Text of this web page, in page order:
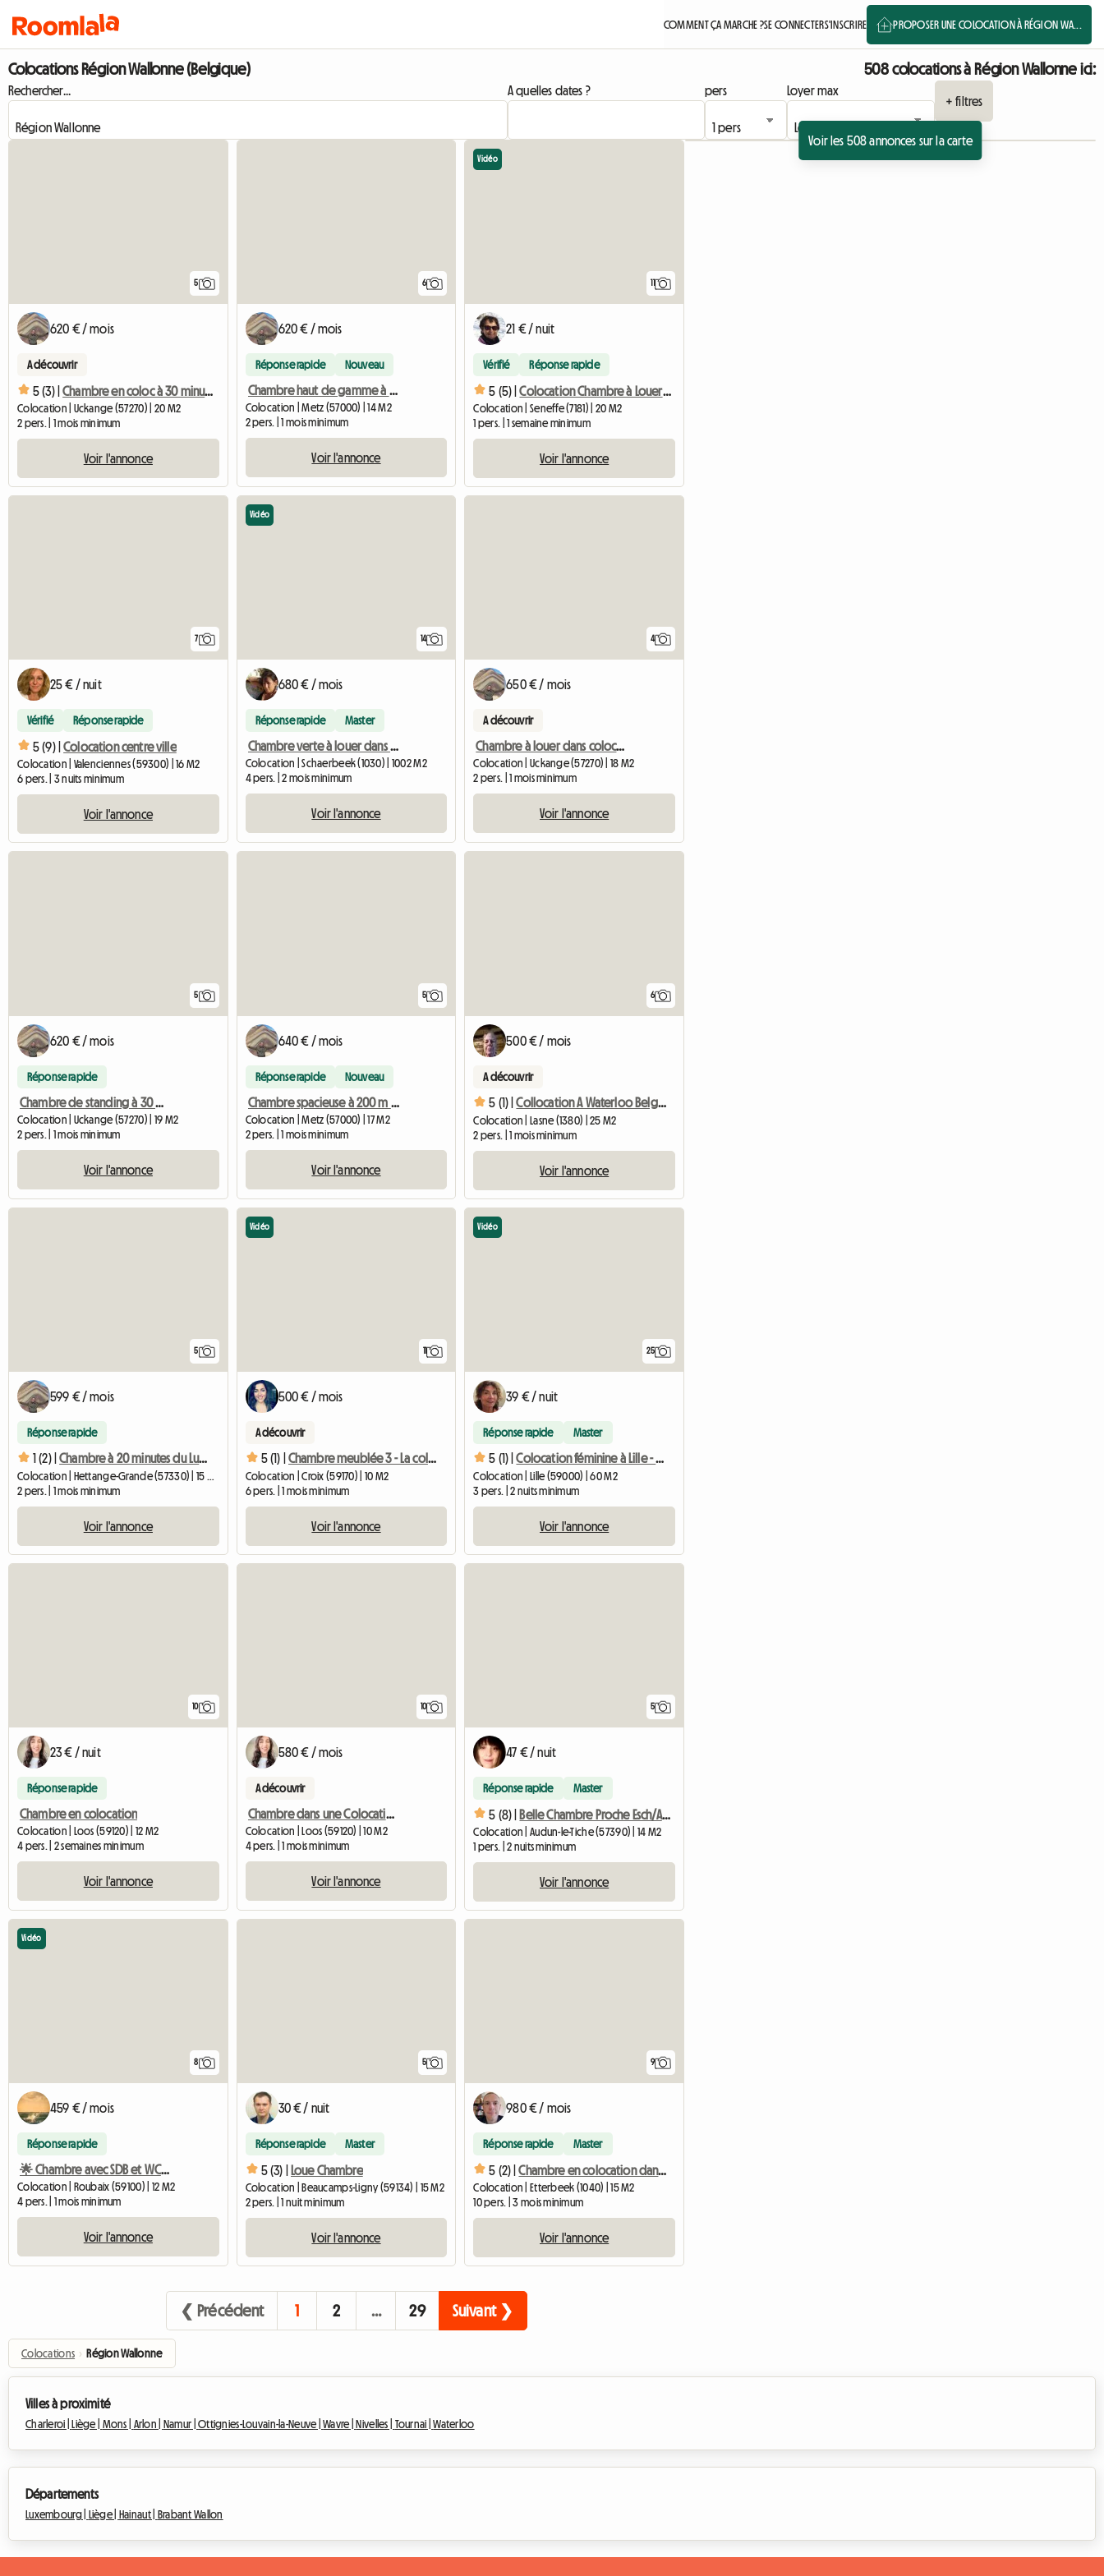
COMMENT ÇA MARCHE ?SE CONNECTERS'INSCRIRE PROPOSER UNE COLOCATION À RÉGION WA...
Colocations Région Wallonne (Belgique) 508 colocations à Région Wallonne ici:
Rechercher... A quelles dates ? pers
Loyer max
+ filtres
Voir les 508 annonces sur la carte
5
620 € / mois
A découvrir
5 (3) | Chambre en coloc à 30 minutes de Luxembourg Ville
Colocation | Uckange (57270) | 20 M2
2 pers. | 1 mois minimum
Voir l'annonce
6
620 € / mois
Réponse rapide Nouveau
Chambre haut de gamme à 500 m de la gare de Metz
Colocation | Metz (57000) | 14 M2
2 pers. | 1 mois minimum
Voir l'annonce
11
Vidéo
21 € / nuit
Vérifié Réponse rapide
5 (5) | Colocation Chambre à Louer Avec Salle De Bain Privative
Colocation | Seneffe (7181) | 20 M2
1 pers. | 1 semaine minimum
Voir l'annonce
7
25 € / nuit
Vérifié Réponse rapide
5 (9) | Colocation centre ville
Colocation | Valenciennes (59300) | 16 M2
6 pers. | 3 nuits minimum
Voir l'annonce
14
Vidéo
680 € / mois
Réponse rapide Master
Chambre verte à louer dans une maison à Bruxelles
Colocation | Schaerbeek (1030) | 1002 M2
4 pers. | 2 mois minimum
Voir l'annonce
4
650 € / mois
A découvrir
Chambre à louer dans coloc luxueuse à 30 min du Luxembourg
Colocation | Uckange (57270) | 18 M2
2 pers. | 1 mois minimum
Voir l'annonce
5
620 € / mois
Réponse rapide
Chambre de standing à 30 min du Lux (5 min de la gare d'Uckange)
Colocation | Uckange (57270) | 19 M2
2 pers. | 1 mois minimum
Voir l'annonce
5
640 € / mois
Réponse rapide Nouveau
Chambre spacieuse à 200 m de la gare de Metz (salle de bain privée)
Colocation | Metz (57000) | 17 M2
2 pers. | 1 mois minimum
Voir l'annonce
6
500 € / mois
A découvrir
5 (1) | Collocation A Waterloo Belgique
Colocation | Lasne (1380) | 25 M2
2 pers. | 1 mois minimum
Voir l'annonce
5
599 € / mois
Réponse rapide
1 (2) | Chambre à 20 minutes du Luxembourg dans jolie colocation
Colocation | Hettange-Grande (57330) | 15 M2
2 pers. | 1 mois minimum
Voir l'annonce
11
Vidéo
500 € / mois
A découvrir
5 (1) | Chambre meublée 3 - La colocation du Fresnoy
Colocation | Croix (59170) | 10 M2
6 pers. | 1 mois minimum
Voir l'annonce
25
Vidéo
39 € / nuit
Réponse rapide Master
5 (1) | Colocation féminine à Lille - près du métro et de la faculté de droit
Colocation | Lille (59000) | 60 M2
3 pers. | 2 nuits minimum
Voir l'annonce
10
23 € / nuit
Réponse rapide
Chambre en colocation
Colocation | Loos (59120) | 12 M2
4 pers. | 2 semaines minimum
Voir l'annonce
10
580 € / mois
A découvrir
Chambre dans une Colocation
Colocation | Loos (59120) | 10 M2
4 pers. | 1 mois minimum
Voir l'annonce
5
47 € / nuit
Réponse rapide Master
5 (8) | Belle Chambre Proche Esch/Alzette
Colocation | Audun-le-Tiche (57390) | 14 M2
1 pers. | 2 nuits minimum
Voir l'annonce
8
Vidéo
459 € / mois
Réponse rapide
🌟 Chambre avec SDB et WC (Chambre 2) 🌟
Colocation | Roubaix (59100) | 12 M2
4 pers. | 1 mois minimum
Voir l'annonce
5
30 € / nuit
Réponse rapide Master
5 (3) | Loue Chambre
Colocation | Beaucamps-Ligny (59134) | 15 M2
2 pers. | 1 nuit minimum
Voir l'annonce
9
980 € / mois
Réponse rapide Master
5 (2) | Chambre en colocation dans maison à Montgomery (Etterbeek)
Colocation | Etterbeek (1040) | 15 M2
10 pers. | 3 mois minimum
Voir l'annonce
❮ Précédent 1 2 … 29 Suivant ❯
Colocations › Région Wallonne
Villes à proximité
Charleroi | Liège | Mons | Arlon | Namur |Ottignies-Louvain-la-Neuve |Wavre | Nivelles | Tournai |Waterloo
Départements
Luxembourg | Liège | Hainaut | Brabant Wallon